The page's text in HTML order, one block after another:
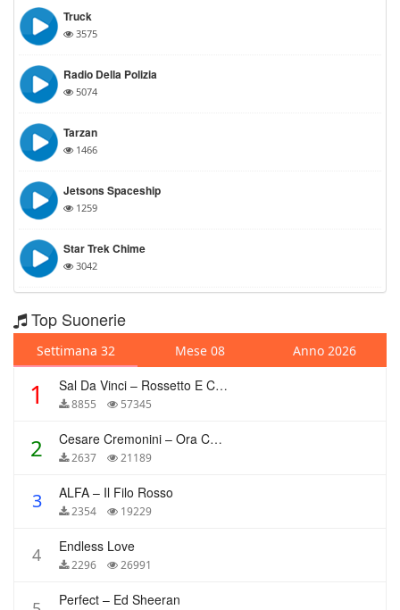
Truck
3575
Radio Della Polizia
5074
Tarzan
1466
Jetsons Spaceship
1259
Star Trek Chime
3042
Top Suonerie
Settimana 32 Mese 08 Anno 2026
1 Sal Da Vinci – Rossetto E Caffè
8855 57345
2 Cesare Cremonini – Ora Che Non Ho Più Te
2637 21189
3 ALFA – Il Filo Rosso
2354 19229
4 Endless Love
2296 26991
Perfect – Ed Sheeran